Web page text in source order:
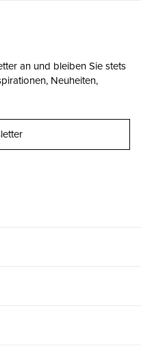
an und bleiben Sie stets
Neuheiten,